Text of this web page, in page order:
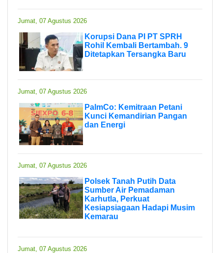
Jumat, 07 Agustus 2026
Korupsi Dana PI PT SPRH
Rohil Kembali Bertambah. 9
Ditetapkan Tersangka Baru
Jumat, 07 Agustus 2026
PalmCo: Kemitraan Petani
Kunci Kemandirian Pangan
dan Energi
Jumat, 07 Agustus 2026
Polsek Tanah Putih Data
Sumber Air Pemadaman
Karhutla, Perkuat
Kesiapsiagaan Hadapi Musim
Kemarau
Jumat, 07 Agustus 2026